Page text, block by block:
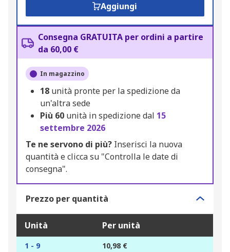
Aggiungi
Consegna GRATUITA per ordini a partire
da 60,00 €
In magazzino
18 unità pronte per la spedizione da
un'altra sede
Più 60 unità in spedizione dal 15
settembre 2026
Te ne servono di più? Inserisci la nuova
quantità e clicca su "Controlla le date di
consegna".
Prezzo per quantità
Unità Per unità
1 - 9
10,98 €